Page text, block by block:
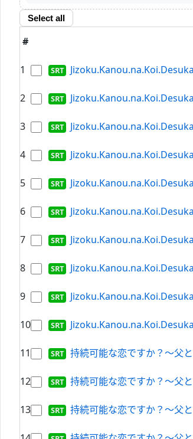
Select all
#
1
2
3
4
5
6
7
8
9
10
11
持続可能な恋ですか？～父
12
持続可能な恋ですか？～父
13
持続可能な恋ですか？～父